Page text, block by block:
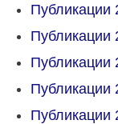
Публикации
Публикации
Публикации
Публикации
Публикации